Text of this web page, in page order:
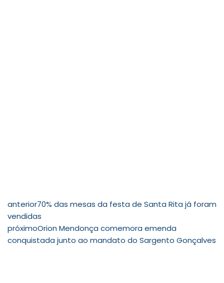
anterior70% das mesas da festa de Santa Rita já foram
vendidas
próximoOrion Mendonça comemora emenda
conquistada junto ao mandato do Sargento Gonçalves